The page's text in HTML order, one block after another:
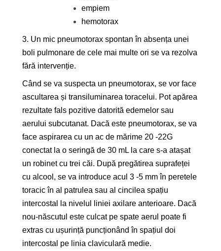
empiem
hemotorax
3. Un mic pneumotorax spontan în absența unei
boli pulmonare de cele mai multe ori se va rezolva
fără intervenție.
Când se va suspecta un pneumotorax, se vor face
ascultarea și transiluminarea toracelui. Pot apărea
rezultate fals pozitive datorită edemelor sau
aerului subcutanat. Dacă este pneumotorax, se va
face aspirarea cu un ac de mărime 20 -22G
conectat la o seringă de 30 mL la care s-a atașat
un robinet cu trei căi. După pregătirea suprafeței
cu alcool, se va introduce acul 3 -5 mm în peretele
toracic în al patrulea sau al cincilea spațiu
intercostal la nivelul liniei axilare anterioare. Dacă
nou-născutul este culcat pe spate aerul poate fi
extras cu ușurință puncționând în spațiul doi
intercostal pe linia claviculară medie.